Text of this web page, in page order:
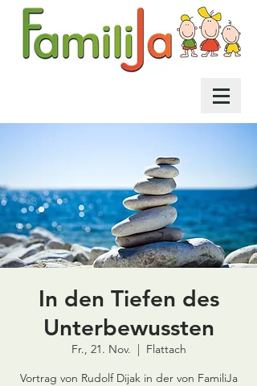
In den Tiefen des
Unterbewussten
Fr., 21. Nov.
  |
Flattach
Vortrag von Rudolf Dijak in der von FamiliJa